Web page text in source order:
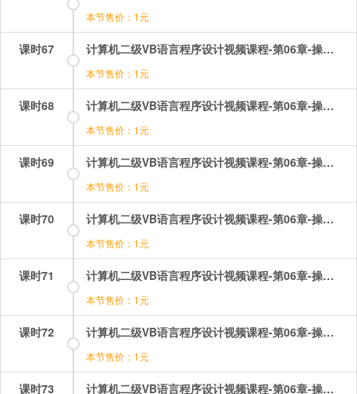
本节售价：1元
课时67 计算机二级VB语言程序设计视频课程-第06章-操作：文本框的属性2聊天窗口.mp4
本节售价：1元
课时68 计算机二级VB语言程序设计视频课程-第06章-操作：文本框的属性3.mp4
本节售价：1元
课时69 计算机二级VB语言程序设计视频课程-第06章-操作：文本框的属性基础操作.mp4
本节售价：1元
课时70 计算机二级VB语言程序设计视频课程-第06章-操作：框架和焦点.mp4
本节售价：1元
课时71 计算机二级VB语言程序设计视频课程-第06章-操作：滚动条及其基本操作.mp4
本节售价：1元
课时72 计算机二级VB语言程序设计视频课程-第06章-操作：直线及其基本操作.mp4
本节售价：1元
课时73 计算机二级VB语言程序设计视频课程-第06章-操作：组合框及其基本操作.mp4